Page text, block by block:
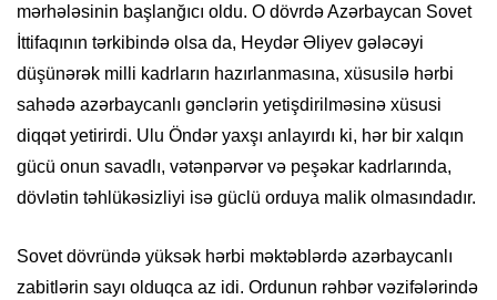
mərhələsinin başlanğıcı oldu. O dövrdə Azərbaycan Sovet
İttifaqının tərkibində olsa da, Heydər Əliyev gələcəyi
düşünərək milli kadrların hazırlanmasına, xüsusilə hərbi
sahədə azərbaycanlı gənclərin yetişdirilməsinə xüsusi
diqqət yetirirdi. Ulu Öndər yaxşı anlayırdı ki, hər bir xalqın
gücü onun savadlı, vətənpərvər və peşəkar kadrlarında,
dövlətin təhlükəsizliyi isə güclü orduya malik olmasındadır.
Sovet dövründə yüksək hərbi məktəblərdə azərbaycanlı
zabitlərin sayı olduqca az idi. Ordunun rəhbər vəzifələrində